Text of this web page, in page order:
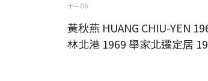
十一 06
黃秋燕 HUANG CHIU-YEN
林北港 1969 舉家北遷定居